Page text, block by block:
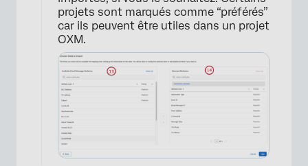
projets sont marqués comme “préférés”
car ils peuvent être utiles dans un projet
OXM.